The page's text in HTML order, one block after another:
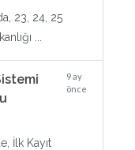
23, 24, 25
...
9 ay
önce
İlk Kayıt